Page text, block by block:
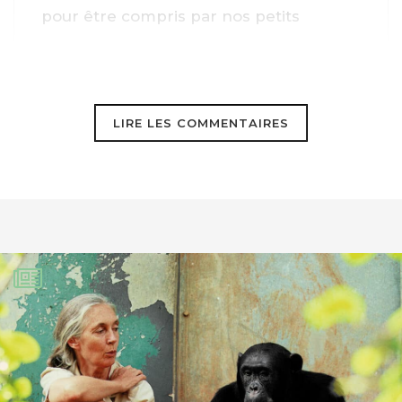
pour être compris par nos petits
peu seul avec ma Solar Water Economy
(SWE).
Concernant la SWE de l’hydrogène
mettant en jeu le soleil et le voltaïque je
LIRE LES COMMENTAIRES